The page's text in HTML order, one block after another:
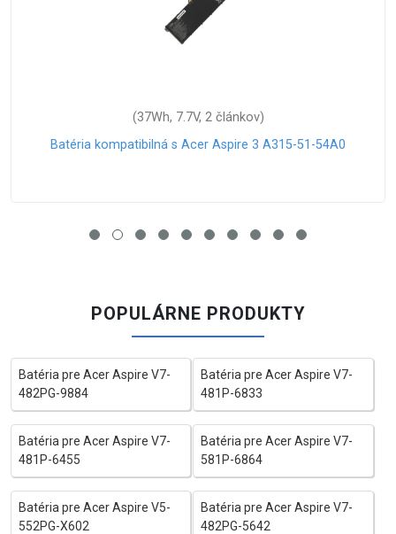
s Acer Aspire 3 A315-51-54A0
Batéria
POPULÁRNE PRODUKTY
Batéria pre Acer Aspire V7-
482PG-9884
Batéria pre Acer Aspire V7-
481P-6833
Batéria pre Acer Aspire V7-
481P-6455
Batéria pre Acer Aspire V7-
581P-6864
Batéria pre Acer Aspire V5-
552PG-X602
Batéria pre Acer Aspire V7-
482PG-5642